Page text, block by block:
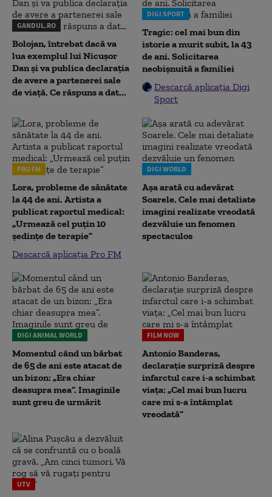
GANDUL.RO
Bolojan, întrebat dacă va
lua exemplul lui Nicușor
Dan și va publica declarația
de avere a partenerei sale
de viață. Ce răspuns a dat...
DIGI SPORT
Tragic: cel mai bun din
istorie a murit subit, la 43
de ani. Solicitarea
neobișnuită a familiei
Descarcă aplicația Digi
Sport
PRO FM
Lora, probleme de sănătate
la 44 de ani. Artista a
publicat raportul medical:
„Urmează cel puțin 10
ședințe de terapie”
Descarcă aplicația Pro FM
DIGI WORLD
Așa arată cu adevărat
Soarele. Cele mai detaliate
imagini realizate vreodată
dezvăluie un fenomen
spectaculos
DIGI ANIMAL WORLD
Momentul când un bărbat
de 65 de ani este atacat de
un bizon: „Era chiar
deasupra mea”. Imaginile
sunt greu de urmărit
FILM NOW
Antonio Banderas,
declarație surpriză despre
infarctul care i-a schimbat
viața: „Cel mai bun lucru
care mi s-a întâmplat
vreodată”
UTV